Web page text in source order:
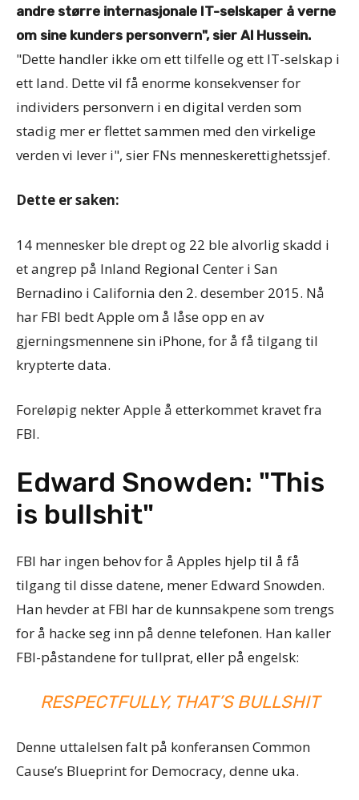
andre større internasjonale IT-selskaper å verne
om sine kunders personvern", sier Al Hussein.
"Dette handler ikke om ett tilfelle og ett IT-selskap i
ett land. Dette vil få enorme konsekvenser for
individers personvern i en digital verden som
stadig mer er flettet sammen med den virkelige
verden vi lever i", sier FNs menneskerettighetssjef.
Dette er saken:
14 mennesker ble drept og 22 ble alvorlig skadd i
et angrep på Inland Regional Center i San
Bernadino i California den 2. desember 2015. Nå
har FBI bedt Apple om å låse opp en av
gjerningsmennene sin iPhone, for å få tilgang til
krypterte data.
Foreløpig nekter Apple å etterkommet kravet fra
FBI.
Edward Snowden: "This
is bullshit"
FBI har ingen behov for å Apples hjelp til å få
tilgang til disse datene, mener Edward Snowden.
Han hevder at FBI har de kunnsakpene som trengs
for å hacke seg inn på denne telefonen. Han kaller
FBI-påstandene for tullprat, eller på engelsk:
RESPECTFULLY, THAT’S BULLSHIT
Denne uttalelsen falt på konferansen Common
Cause’s Blueprint for Democracy, denne uka.